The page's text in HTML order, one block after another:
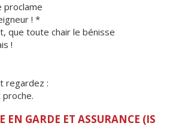
proclame
! *
que toute chair le bénisse
!
regardez :
EN GARDE ET ASSURANCE (IS